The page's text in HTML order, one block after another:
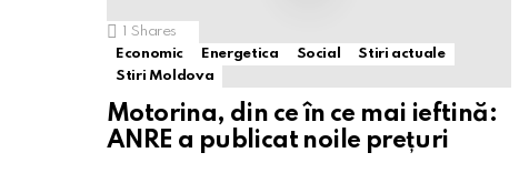
1 Shares
Economic
Energetica Social
Stiri actuale
Stiri Moldova
Motorina, din ce în ce mai ieftină:
ANRE a publicat noile prețuri